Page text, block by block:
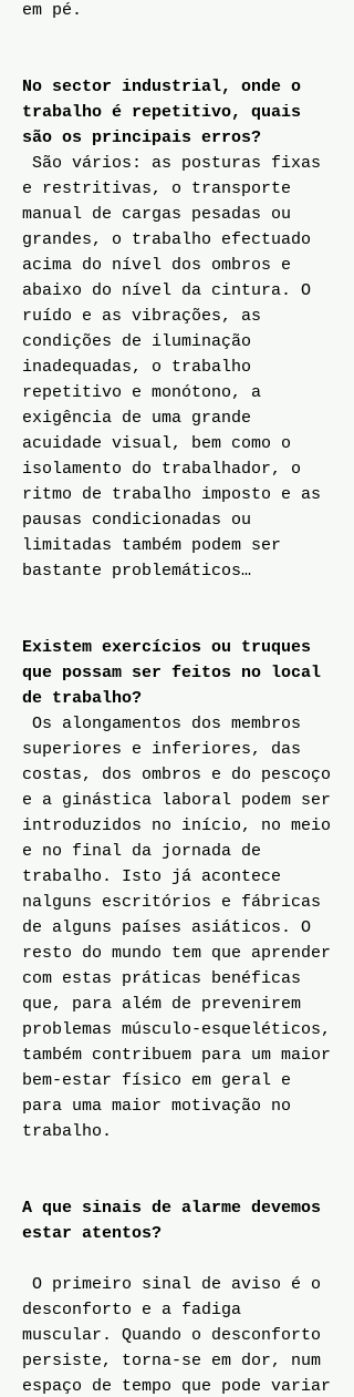
em pé.
No sector industrial, onde o
trabalho é repetitivo, quais
são os principais erros?
São vários: as posturas fixas
e restritivas, o transporte
manual de cargas pesadas ou
grandes, o trabalho efectuado
acima do nível dos ombros e
abaixo do nível da cintura. O
ruído e as vibrações, as
condições de iluminação
inadequadas, o trabalho
repetitivo e monótono, a
exigência de uma grande
acuidade visual, bem como o
isolamento do trabalhador, o
ritmo de trabalho imposto e as
pausas condicionadas ou
limitadas também podem ser
bastante problemáticos…
Existem exercícios ou truques
que possam ser feitos no local
de trabalho?
Os alongamentos dos membros
superiores e inferiores, das
costas, dos ombros e do pescoço
e a ginástica laboral podem ser
introduzidos no início, no meio
e no final da jornada de
trabalho. Isto já acontece
nalguns escritórios e fábricas
de alguns países asiáticos. O
resto do mundo tem que aprender
com estas práticas benéficas
que, para além de prevenirem
problemas músculo-esqueléticos,
também contribuem para um maior
bem-estar físico em geral e
para uma maior motivação no
trabalho.
A que sinais de alarme devemos
estar atentos?
O primeiro sinal de aviso é o
desconforto e a fadiga
muscular. Quando o desconforto
persiste, torna-se em dor, num
espaço de tempo que pode variar